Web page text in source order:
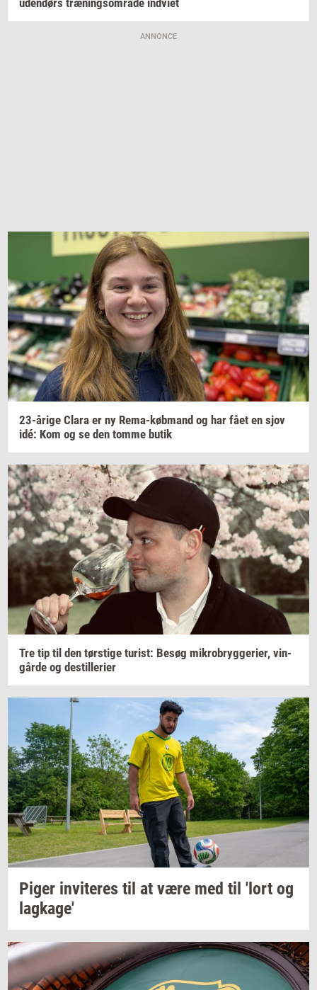
ANNONCE
23-​årige Clara er ny Rema-​købmand og har fået en sjov
idé: Kom og se den tomme butik
Tre tip til den tørsti­ge turist: Besøg mi­kro­bryg­ge­ri­er, vin­
går­de og destil­le­ri­er
Piger in­vi­te­res til at være med til 'lort og
lag­ka­ge'